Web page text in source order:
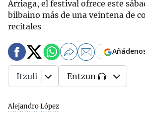
Arriaga, el festival ofrece este
bilbaino más de una veintena de
recitales
Alejandro López
Itzuli Entzun